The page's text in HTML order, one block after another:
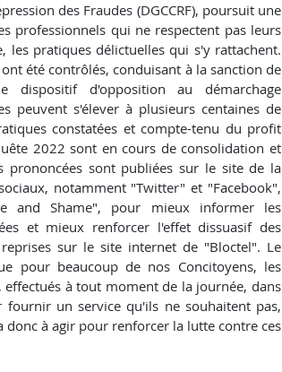
des Fraudes (DGCCRF), poursuit une
professionnels qui ne respectent pas leurs
les pratiques délictuelles qui s'y rattachent.
été contrôlés, conduisant à la sanction de
dispositif d'opposition au démarchage
peuvent s'élever à plusieurs centaines de
constatées et compte-tenu du profit
2022 sont en cours de consolidation et
prononcées sont publiées sur le site de la
notamment "Twitter" et "Facebook",
and Shame", pour mieux informer les
et mieux renforcer l'effet dissuasif des
sur le site internet de "Bloctel". Le
pour beaucoup de nos Concitoyens, les
à tout moment de la journée, dans
un service qu'ils ne souhaitent pas,
à agir pour renforcer la lutte contre ces